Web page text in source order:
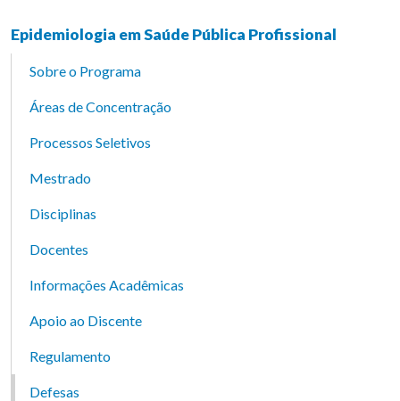
Epidemiologia em Saúde Pública Profissional
Sobre o Programa
Áreas de Concentração
Processos Seletivos
Mestrado
Disciplinas
Docentes
Informações Acadêmicas
Apoio ao Discente
Regulamento
Defesas